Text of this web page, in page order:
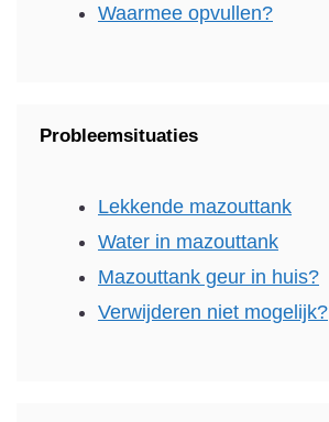
Waarmee opvullen?
Probleemsituaties
Lekkende mazouttank
Water in mazouttank
Mazouttank geur in huis?
Verwijderen niet mogelijk?